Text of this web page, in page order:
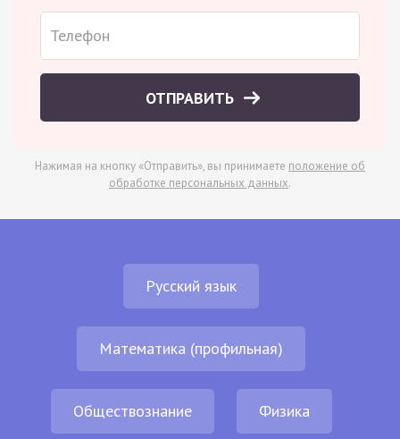
ОТПРАВИТЬ
Нажимая на кнопку «Отправить», вы принимаете положение об
обработке персональных данных.
Русский язык
Математика (профильная)
Обществознание Физика